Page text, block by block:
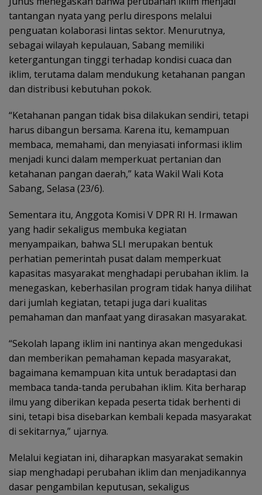
tantangan nyata yang perlu direspons melalui
penguatan kolaborasi lintas sektor. Menurutnya,
sebagai wilayah kepulauan, Sabang memiliki
ketergantungan tinggi terhadap kondisi cuaca dan
iklim, terutama dalam mendukung ketahanan pangan
dan distribusi kebutuhan pokok.
“Ketahanan pangan tidak bisa dilakukan sendiri, tetapi
harus dibangun bersama. Karena itu, kemampuan
membaca, memahami, dan menyiasati informasi iklim
menjadi kunci dalam memperkuat pertanian dan
ketahanan pangan daerah,” kata Wakil Wali Kota
Sabang, Selasa (23/6).
Sementara itu, Anggota Komisi V DPR RI H. Irmawan
yang hadir sekaligus membuka kegiatan
menyampaikan, bahwa SLI merupakan bentuk
perhatian pemerintah pusat dalam memperkuat
kapasitas masyarakat menghadapi perubahan iklim. Ia
menegaskan, keberhasilan program tidak hanya dilihat
dari jumlah kegiatan, tetapi juga dari kualitas
pemahaman dan manfaat yang dirasakan masyarakat.
“Sekolah lapang iklim ini nantinya akan mengedukasi
dan memberikan pemahaman kepada masyarakat,
bagaimana kemampuan kita untuk beradaptasi dan
membaca tanda-tanda perubahan iklim. Kita berharap
ilmu yang diberikan kepada peserta tidak berhenti di
sini, tetapi bisa disebarkan kembali kepada masyarakat
di sekitarnya,” ujarnya.
Melalui kegiatan ini, diharapkan masyarakat semakin
siap menghadapi perubahan iklim dan menjadikannya
dasar pengambilan keputusan, sekaligus